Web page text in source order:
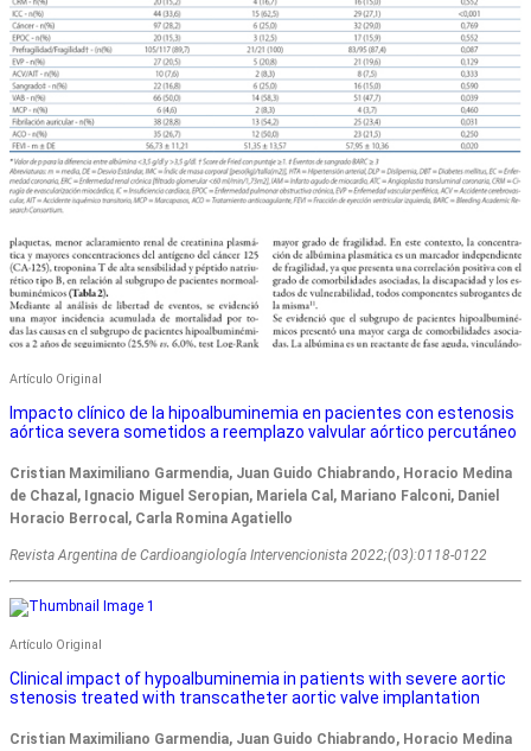
Artículo Original
Impacto clínico de la hipoalbuminemia en pacientes con estenosis
aórtica severa sometidos a reemplazo valvular aórtico percutáneo
Cristian Maximiliano Garmendia, Juan Guido Chiabrando, Horacio Medina
de Chazal, Ignacio Miguel Seropian, Mariela Cal, Mariano Falconi, Daniel
Horacio Berrocal, Carla Romina Agatiello
Revista Argentina de Cardioangiologí­a Intervencionista 2022;(03):0118-0122
Artículo Original
Clinical impact of hypoalbuminemia in patients with severe aortic
stenosis treated with transcatheter aortic valve implantation
Cristian Maximiliano Garmendia, Juan Guido Chiabrando, Horacio Medina